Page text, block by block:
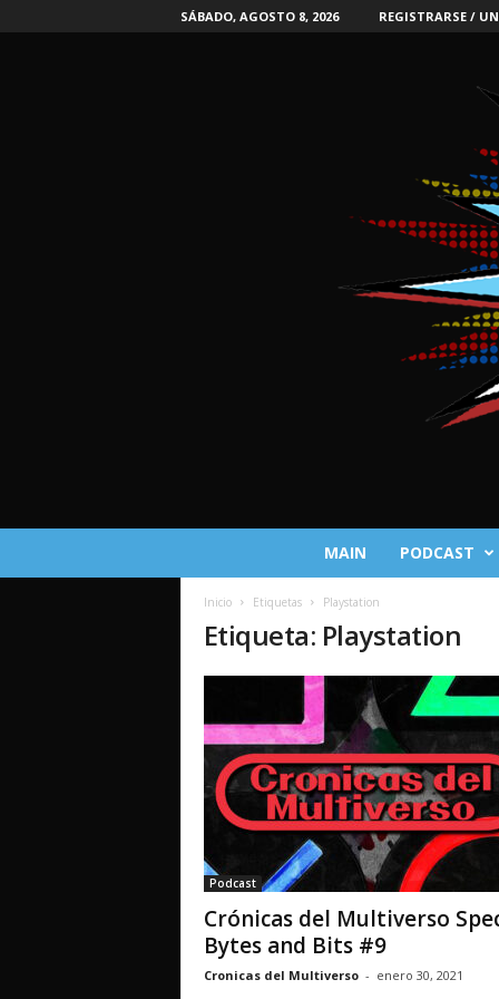
SÁBADO, AGOSTO 8, 2026 REGISTRARSE /
MAIN PODCAST
Inicio Etiquetas Playstation
Etiqueta: Playstation
Podcast
Crónicas del Multiverso
Bytes and Bits #9
Cronicas del Multiverso - enero 30, 2021